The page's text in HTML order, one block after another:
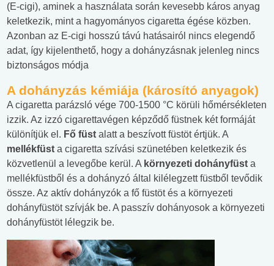
(E-cigi), aminek a használata során kevesebb káros anyag
keletkezik, mint a hagyományos cigaretta égése közben.
Azonban az E-cigi hosszú távú hatásairól nincs elegendő
adat, így kijelenthető, hogy a dohányzásnak jelenleg nincs
biztonságos módja
A dohányzás kémiája (károsító anyagok)
A cigaretta parázsló vége 700-1500 °C körüli hőmérsékleten
izzik. Az izzó cigarettavégen képződő füstnek két formáját
különítjük el. Fő füst alatt a beszívott füstöt értjük. A
mellékfüst a cigaretta szívási szünetében keletkezik és
közvetlenül a levegőbe kerül. A környezeti dohányfüst a
mellékfüstből és a dohányzó által kilélegzett füstből tevődik
össze. Az aktív dohányzók a fő füstöt és a környezeti
dohányfüstöt szívják be. A passzív dohányosok a környezeti
dohányfüstöt lélegzik be.